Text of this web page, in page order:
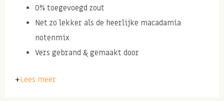
0% toegevoegd zout
Net zo lekker als de heerlijke macadamia
notenmix
Vers gebrand & gemaakt door
Lees meer